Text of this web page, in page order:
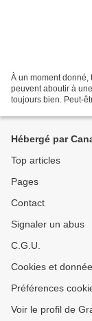
À un moment donné,
peuvent aboutir à
toujours bien. Peut-
Hébergé par
Top articles
Pages
Contact
Signaler un abus
C.G.U.
Cookies et
Préférences
Voir le profil de